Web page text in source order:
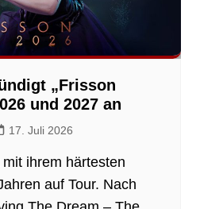
„Frisson
und 2027 an
17. Juli 2026
ihrem härtesten
auf Tour. Nach